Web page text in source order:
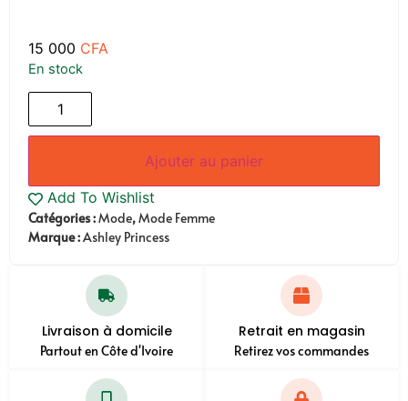
15 000 CFA
En stock
Ajouter au panier
Add To Wishlist
Catégories :Mode,Mode Femme
Marque :Ashley Princess
Livraison à domicile
Partout en Côte d'Ivoire
Retrait en magasin
Retirez vos commandes